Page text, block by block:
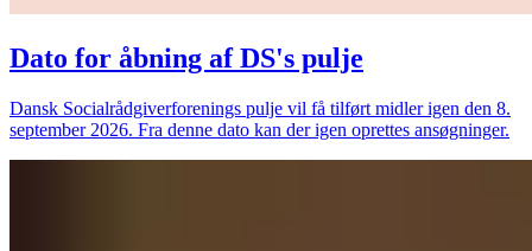
Dato for åbning af DS's pulje
Dansk Socialrådgiverforenings pulje vil få tilført midler igen den 8.
september 2026. Fra denne dato kan der igen oprettes ansøgninger.